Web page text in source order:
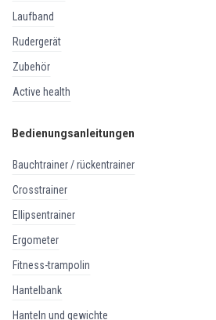
laufband
rudergerät
zubehör
active health
Bedienungsanleitungen
bauchtrainer / rückentrainer
crosstrainer
ellipsentrainer
ergometer
fitness-trampolin
hantelbank
hanteln und gewichte